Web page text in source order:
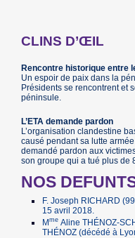
CLINS D’ŒIL
Rencontre historique entre
Un espoir de paix dans la
Présidents se rencontrent et
péninsule.
L’ETA demande pardon
L’organisation clandestine
causé pendant sa lutte
demandé pardon aux
son groupe qui a tué plus de
NOS
F. Joseph RICHARD
15 avril 2018.
Mme Aline THÉNOZ-
THÉNOZ (décédé à